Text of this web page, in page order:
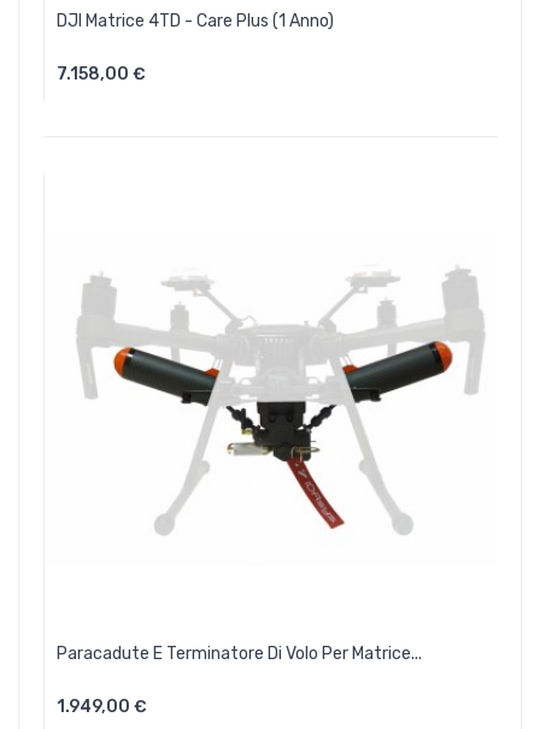
DJI Matrice 4TD - Care Plus (1 Anno)
7.158,00 €Aggiungi Al Carrello
Paracadute E Terminatore Di Volo Per Matrice...
1.949,00 €Aggiungi Al Carrello